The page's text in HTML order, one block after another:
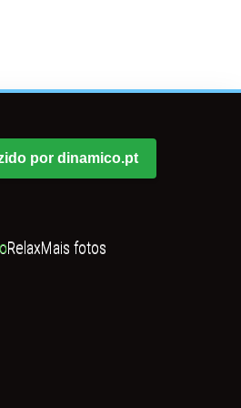
por dinamico.pt
RelaxMais fotos